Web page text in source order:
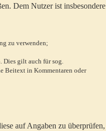
Dem Nutzer ist insbesondere
zu verwenden;
Dies gilt auch für sog.
Beitext in Kommentaren oder
auf Angaben zu überprüfen,